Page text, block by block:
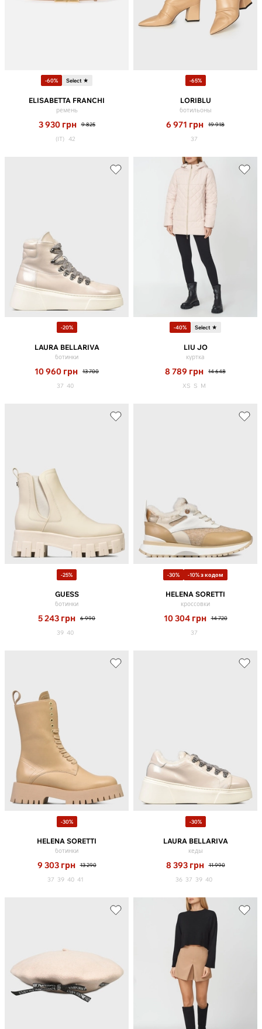
-60% Select ★
ELISABETTA FRANCHI
ремень
3 930 грн 9 825
(IT) 42
-65%
LORIBLU
ботильоны
6 971 грн 19 918
37
-20%
LAURA BELLARIVA
ботинки
10 960 грн 13 700
37 40
-40% Select ★
LIU JO
куртка
8 789 грн 14 648
XS S M
-25%
GUESS
ботинки
5 243 грн 6 990
39 40
-30% -10% з кодом
HELENA SORETTI
кроссовки
10 304 грн 14 720
37
-30%
HELENA SORETTI
ботинки
9 303 грн 13 290
37 39 40 41
-30%
LAURA BELLARIVA
кеды
8 393 грн 11 990
36 37 39 40